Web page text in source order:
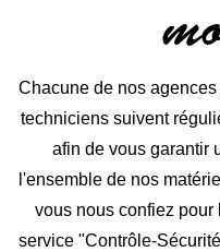
Chacune de nos
techniciens suivent
afin de vous garantir
l'ensemble de nos
vous nous confiez
service "Contrôle-